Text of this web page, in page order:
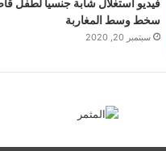
فيديو استغلال شابة جنسيا لطفل
سخط وسط المغاربة
سبتمبر 20, 2020